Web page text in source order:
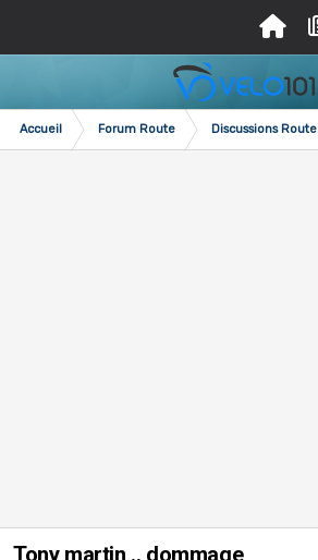
Accueil Forum Route Discussions Route
Tony martin .. dommage